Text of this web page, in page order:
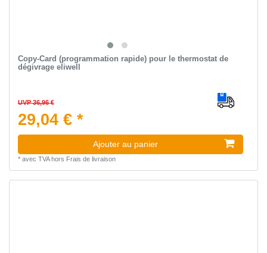
Copy-Card (programmation rapide) pour le thermostat de
dégivrage eliwell
UVP 36,96 €
29,04 € *
Ajouter au panier
* avec TVAhors Frais de livraison